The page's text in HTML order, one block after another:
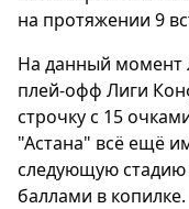
на протяжении 9
На данный момент
плей-офф Лиги
строчку с 15
"Астана" всё ещё
следующую стадию
баллами в копилке.